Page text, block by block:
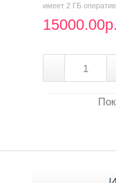
имеет 2 ГБ
15000.00р.